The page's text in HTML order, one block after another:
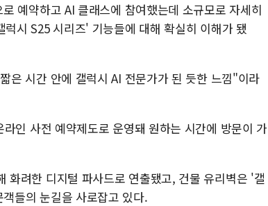
예약하고 AI 클래스에 참여했는데 소규모로 자세히
시 S25 시리즈' 기능들에 대해 확실히 이해가 됐
은 시간 안에 갤럭시 AI 전문가가 된 듯한 느낌"이라
인 사전 예약제도로 운영돼 원하는 시간에 방문이 가
화려한 디지털 파사드로 연출됐고, 건물 유리벽은 '갤
들의 눈길을 사로잡고 있다.